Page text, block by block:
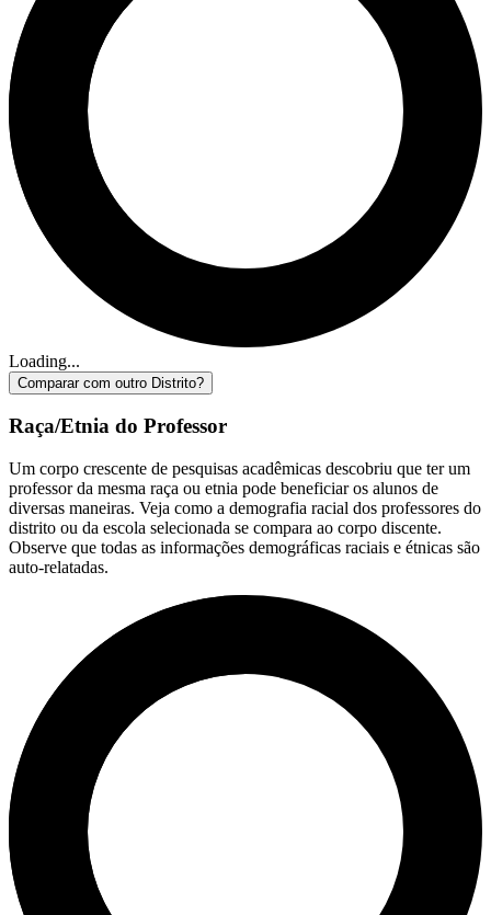
Loading...
Comparar com outro Distrito?
Raça/Etnia do Professor
Um corpo crescente de pesquisas acadêmicas descobriu que ter um
professor da mesma raça ou etnia pode beneficiar os alunos de
diversas maneiras. Veja como a demografia racial dos professores do
distrito ou da escola selecionada se compara ao corpo discente.
Observe que todas as informações demográficas raciais e étnicas são
auto-relatadas.